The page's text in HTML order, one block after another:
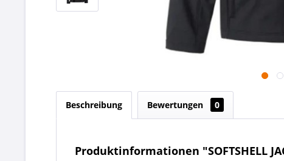
Beschreibung Bewertungen 0
Produktinformationen "SOFTSHELL